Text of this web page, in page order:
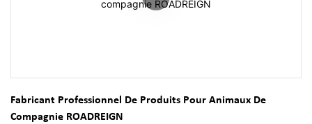
Fabricant Professionnel De Produits Pour Animaux De
Compagnie ROADREIGN